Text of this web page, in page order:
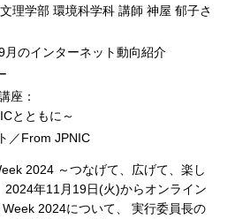
理学部 環境科学科 講師 神屋 郁子さ
のインターネット動向紹介
座：
とともに～
／From JPNIC
2024 ～つなげて、広げて、楽し
2024年11月19日(火)からオンライン
2024について、 実行委員長の